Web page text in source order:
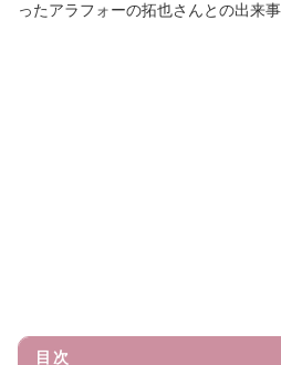
ったアラフォーの拓也さんとの出来
目次